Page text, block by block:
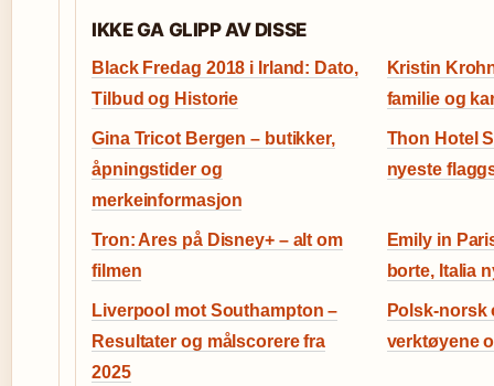
IKKE GA GLIPP AV DISSE
Black Fredag 2018 i Irland: Dato,
Tilbud og Historie
Kristin
familie og
Gina Tricot Bergen – butikker,
åpningstider og
merkeinformasjon
Thon Hotel
nyeste
Tron: Ares på Disney+ – alt om
filmen
Emily in
borte, Italia
Liverpool mot Southampton –
Resultater og målscorere fra
2025
Polsk-norsk
verktøyene